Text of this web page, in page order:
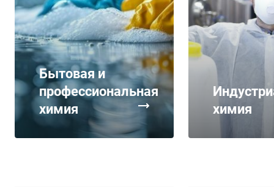
Бытовая и
профессиональная
химия
химия